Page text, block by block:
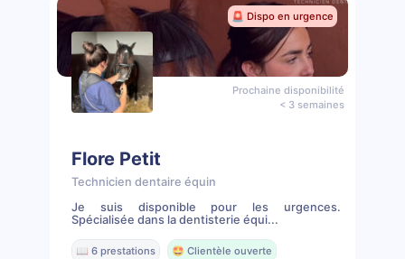
🚨 Dispo en urgence
Prochaine disponibilité
< 3 semaines
Flore Petit
Technicien dentaire équin
Je suis disponible pour les urgences.
Spécialisée dans la dentisterie équi...
📖 6 prestations 🤩 Clientèle ouverte